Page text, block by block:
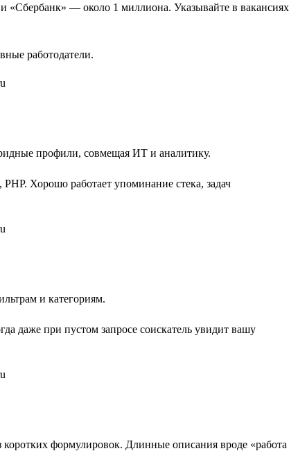
«Сбербанк» — около 1 миллиона. Указывайте в вакансиях
работодатели.
профили, совмещая ИТ и аналитику.
Хорошо работает упоминание стека, задач
и категориям.
даже при пустом запросе соискатель увидит вашу
коротких формулировок. Длинные описания вроде «работа